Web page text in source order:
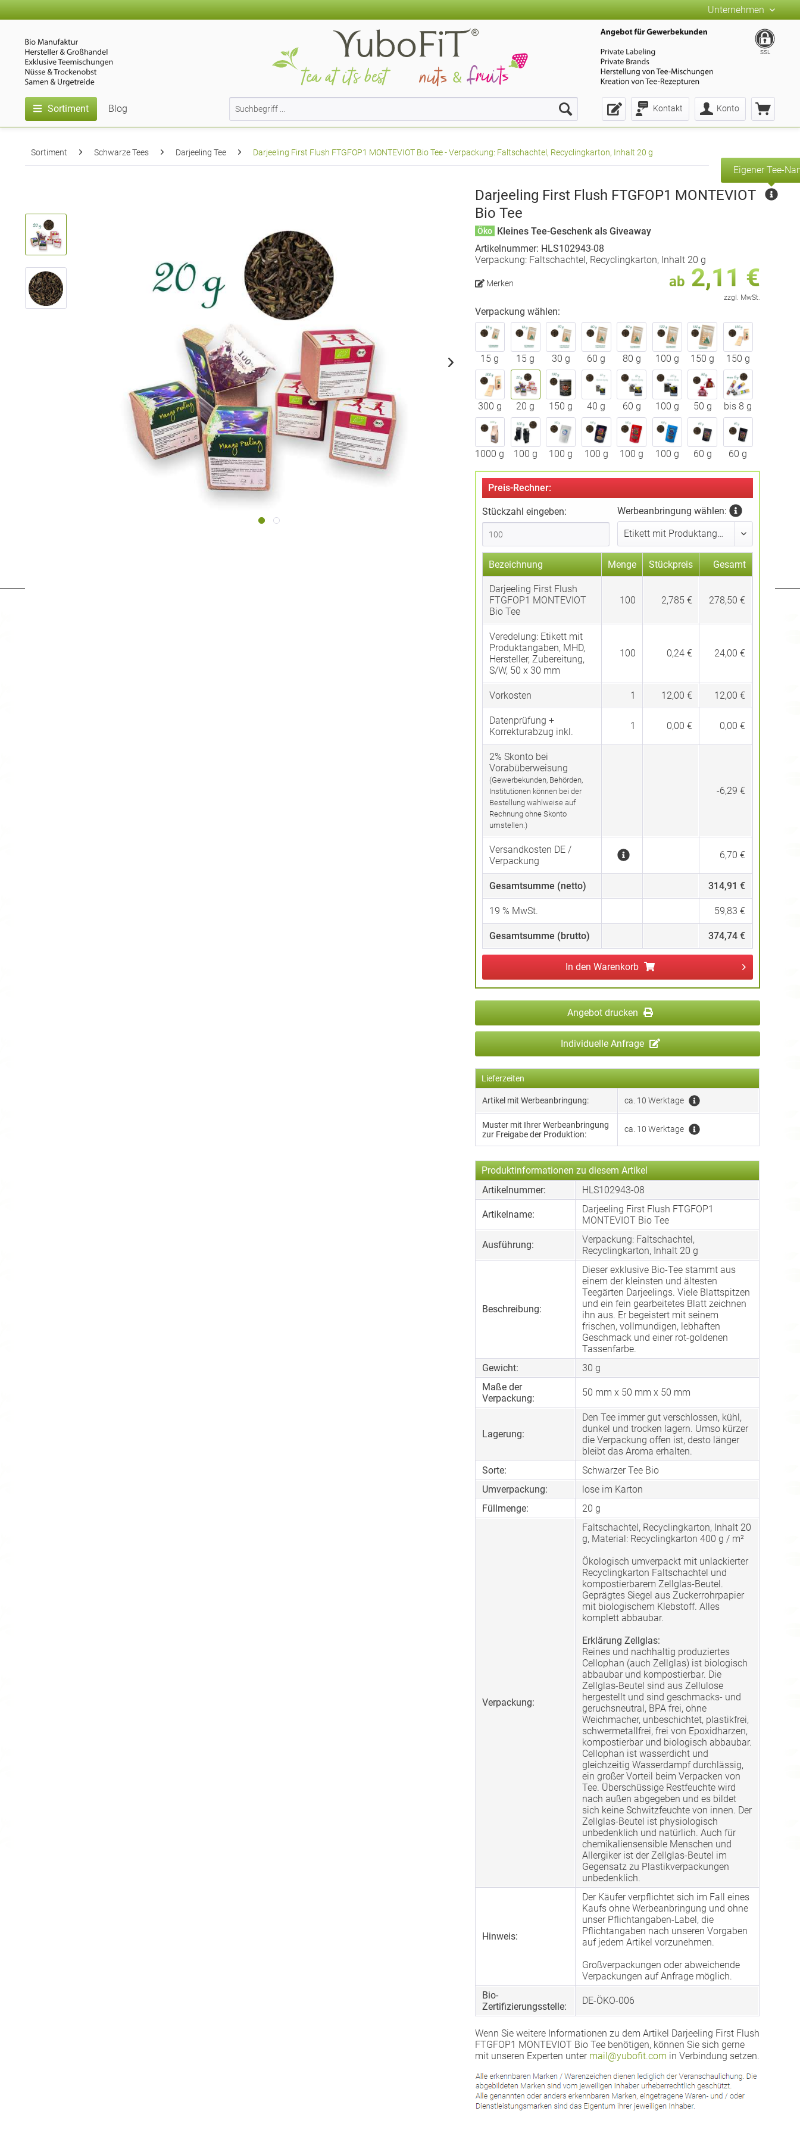
Unternehmen
Kontakt Konto
SSL
Sortiment Blog
Sortiment Schwarze Tees Darjeeling Tee Darjeeling First Flush FTGFOP1 MONTEVIOT Bio Tee - Verpackung: Faltschachtel, Recyclingkarton, Inhalt 20 g
Darjeeling First Flush FTGFOP1 MONTEVIOT
Bio Tee
Eigener Tee-
Öko Kleines Tee-Geschenk als Giveaway
Artikelnummer: HLS102943-08
Verpackung: Faltschachtel, Recyclingkarton, Inhalt 20 g
ab 2,11 €
zzgl. MwSt.
Merken
Verpackung wählen:
15 g 15 g 30 g 60 g 80 g 100 g 150 g 150 g
300 g 20 g 150 g 40 g 60 g 100 g 50 g bis 8 g
1000 g 100 g 100 g 100 g 100 g 100 g 60 g 60 g
Preis-Rechner:
Stückzahl eingeben: Werbeanbringung wählen:
Bezeichnung Menge Stückpreis Gesamt
Darjeeling First Flush
FTGFOP1 MONTEVIOT
Bio Tee
100 2,785 € 278,50 €
Veredelung: Etikett mit
Produktangaben, MHD,
Hersteller, Zubereitung,
S/W, 50 x 30 mm
100 0,24 € 24,00 €
Vorkosten 1 12,00 € 12,00 €
Datenprüfung +
Korrekturabzug inkl.
1 0,00 € 0,00 €
2% Skonto bei
Vorabüberweisung
(Gewerbekunden, Behörden,
Institutionen können bei der
Bestellung wahlweise auf
Rechnung ohne Skonto
umstellen.)
-6,29 €
Versandkosten DE /
Verpackung
6,70 €
Gesamtsumme (netto) 314,91 €
19 % MwSt. 59,83 €
Gesamtsumme (brutto) 374,74 €
In den Warenkorb
Angebot drucken
Individuelle Anfrage
Lieferzeiten
Artikel mit Werbeanbringung: ca. 10 Werktage
Muster mit Ihrer Werbeanbringung
zur Freigabe der Produktion:
ca. 10 Werktage
Produktinformationen zu diesem Artikel
Artikelnummer:
HLS102943-08
Artikelname:
Darjeeling First Flush FTGFOP1
MONTEVIOT Bio Tee
Ausführung:
Verpackung: Faltschachtel,
Recyclingkarton, Inhalt 20 g
Beschreibung:
Dieser exklusive Bio-Tee stammt aus
einem der kleinsten und ältesten
Teegärten Darjeelings. Viele Blattspitzen
und ein fein gearbeitetes Blatt zeichnen
ihn aus. Er begeistert mit seinem
frischen, vollmundigen, lebhaften
Geschmack und einer rot-goldenen
Tassenfarbe.
Gewicht:
30 g
Maße der
Verpackung:
50 mm x 50 mm x 50 mm
Lagerung:
Den Tee immer gut verschlossen, kühl,
dunkel und trocken lagern. Umso kürzer
die Verpackung offen ist, desto länger
bleibt das Aroma erhalten.
Sorte:
Schwarzer Tee Bio
Umverpackung:
lose im Karton
Füllmenge:
20 g
Verpackung:
Faltschachtel, Recyclingkarton, Inhalt 20
g, Material: Recyclingkarton 400 g / m²
Ökologisch umverpackt mit unlackierter
Recyclingkarton Faltschachtel und
kompostierbarem Zellglas-Beutel.
Geprägtes Siegel aus Zuckerrohrpapier
mit biologischem Klebstoff. Alles
komplett abbaubar.
Erklärung Zellglas:
Reines und nachhaltig produziertes
Cellophan (auch Zellglas) ist biologisch
abbaubar und kompostierbar. Die
Zellglas-Beutel sind aus Zellulose
hergestellt und sind geschmacks- und
geruchsneutral, BPA frei, ohne
Weichmacher, unbeschichtet, plastikfrei,
schwermetallfrei, frei von Epoxidharzen,
kompostierbar und biologisch abbaubar.
Cellophan ist wasserdicht und
gleichzeitig Wasserdampf durchlässig,
ein großer Vorteil beim Verpacken von
Tee. Überschüssige Restfeuchte wird
nach außen abgegeben und es bildet
sich keine Schwitzfeuchte von innen. Der
Zellglas-Beutel ist physiologisch
unbedenklich und natürlich. Auch für
chemikaliensensible Menschen und
Allergiker ist der Zellglas-Beutel im
Gegensatz zu Plastikverpackungen
unbedenklich.
Hinweis:
Der Käufer verpflichtet sich im Fall eines
Kaufs ohne Werbeanbringung und ohne
unser Pflichtangaben-Label, die
Pflichtangaben nach unseren Vorgaben
auf jedem Artikel vorzunehmen.
Großverpackungen oder abweichende
Verpackungen auf Anfrage möglich.
Bio-
Zertifizierungsstelle:
DE-ÖKO-006
Wenn Sie weitere Informationen zu dem Artikel Darjeeling First Flush
FTGFOP1 MONTEVIOT Bio Tee benötigen, können Sie sich gerne
mit unseren Experten unter mail@yubofit.com in Verbindung setzen.